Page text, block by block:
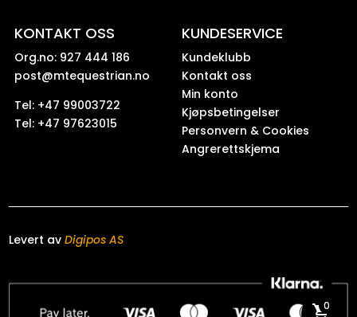
shopping_cart
0
KONTAKT OSS
Org.no: 927 444 186
post@mtequestrian.no
Tel: +47 99003722
Tel: +47 97623015
KUNDESERVICE
Kundeklubb
Kontakt oss
Min konto
Kjøpsbetingelser
Personvern & Cookies
Angrerettskjema
Levert avDigipos AS